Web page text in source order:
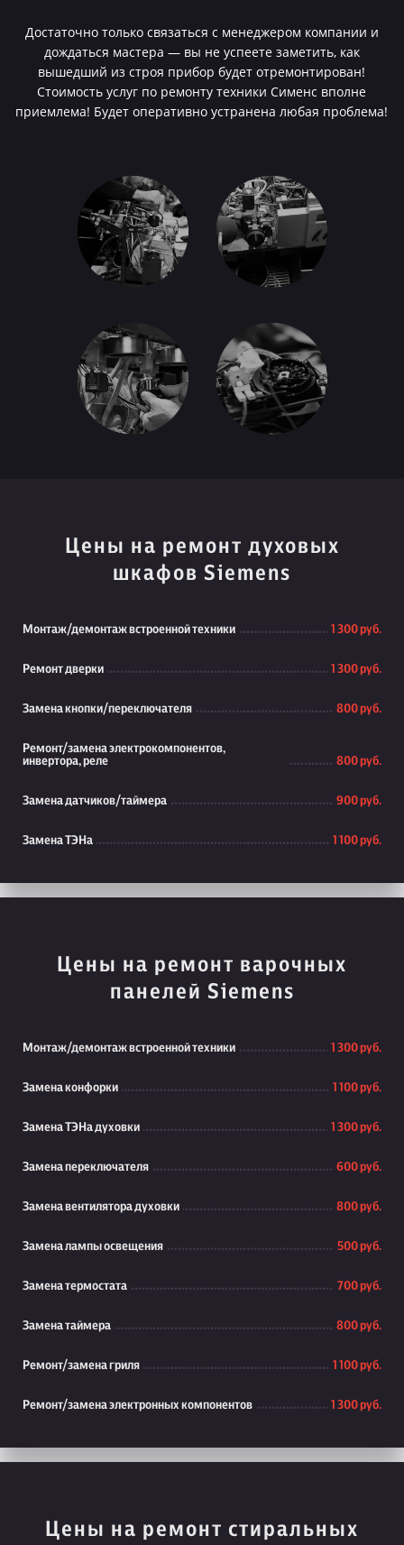
Достаточно только связаться с менеджером компании и
дождаться мастера — вы не успеете заметить, как
вышедший из строя прибор будет отремонтирован!
Стоимость услуг по ремонту техники Сименс вполне
приемлема! Будет оперативно устранена любая проблема!
Цены на ремонт духовых
шкафов Siemens
Монтаж/демонтаж встроенной техники 1 300 руб.
Ремонт дверки 1 300 руб.
Замена кнопки/переключателя 800 руб.
Ремонт/замена электрокомпонентов,
инвертора, реле
800 руб.
Замена датчиков/таймера 900 руб.
Замена ТЭНа 1 100 руб.
Цены на ремонт варочных
панелей Siemens
Монтаж/демонтаж встроенной техники 1 300 руб.
Замена конфорки 1 100 руб.
Замена ТЭНа духовки 1 300 руб.
Замена переключателя 600 руб.
Замена вентилятора духовки 800 руб.
Замена лампы освещения 500 руб.
Замена термостата 700 руб.
Замена таймера 800 руб.
Ремонт/замена гриля 1 100 руб.
Ремонт/замена электронных компонентов 1 300 руб.
Цены на ремонт стиральных